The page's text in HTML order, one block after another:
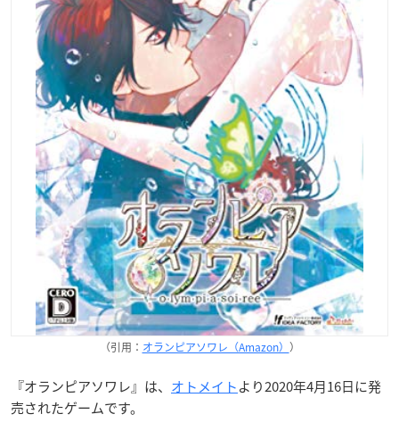
（引用： オランピアソワレ（Amazon） ）
『オランピアソワレ』は、 オトメイトより2020年4月16日に発
売されたゲームです。